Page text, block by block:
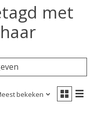
met
bekeken